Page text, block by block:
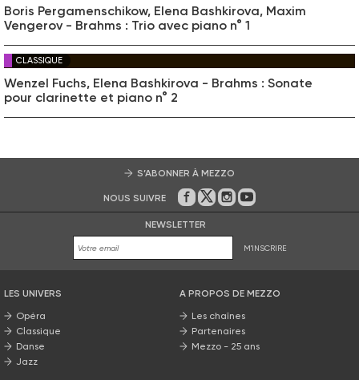
Boris Pergamenschikow, Elena Bashkirova, Maxim
Vengerov - Brahms : Trio avec piano n° 1
CLASSIQUE
Wenzel Fuchs, Elena Bashkirova - Brahms : Sonate
pour clarinette et piano n° 2
S’ABONNER À MEZZO
NOUS SUIVRE Sur Facebook
Sur Twitter
Sur Instagram
Sur Youtube
NEWSLETTER
M'INSCRIRE
LES UNIVERS
Opéra
Classique
Danse
Jazz
A PROPOS DE MEZZO
Les chaînes
Partenaires
Mezzo - 25 ans